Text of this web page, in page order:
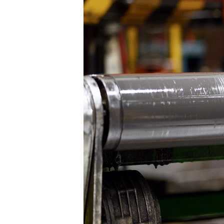
Stellenangebote
Wuppertal, Solingen,
Velbert